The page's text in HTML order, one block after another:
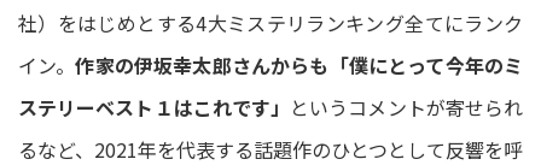
社）をはじめとする4大ミステリランキング全てにランク
イン。作家の伊坂幸太郎さんからも「僕にとって今年のミ
ステリーベスト１はこれです」 というコメントが寄せられ
るなど、2021年を代表する話題作のひとつとして反響を呼